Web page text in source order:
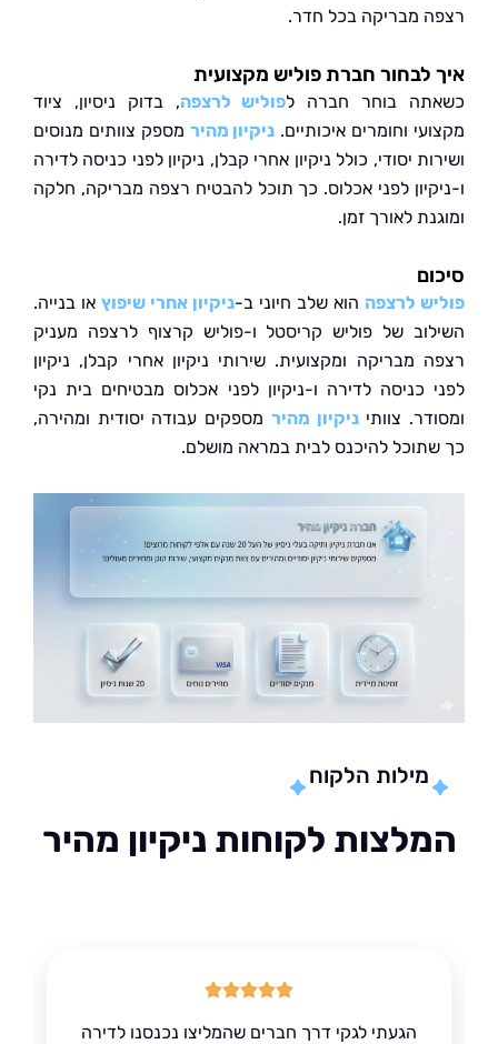
מבריקה בכל חדר.
לבחור חברת פוליש מקצועית
בוחר חברה ל פוליש לרצפה, בדוק ניסיון, ציוד
וחומרים איכותיים.ניקיון מהירמספק צוותים מנוסים
יסודי, כולל ניקיון אחרי קבלן, ניקיון לפני כניסה לדירה
לפני אכלוס. כך תוכל להבטיח רצפה מבריקה, חלקה
לאורך זמן.
לרצפההוא שלב חיוני ב-ניקיון אחרי שיפוץאו בנייה.
של פוליש קריסטל ו-פוליש קרצוף לרצפה מעניק
מבריקה ומקצועית. שירותי ניקיון אחרי קבלן, ניקיון
כניסה לדירה ו-ניקיון לפני אכלוס מבטיחים בית נקי
צוותיניקיון מהירמספקים עבודה יסודית ומהירה,
להיכנס לבית במראה מושלם.
מילות הלקוח
לקוחות ניקיון מהיר
הגעתי לגקי דרך חברים שהמליצו נכנסנו לדירה